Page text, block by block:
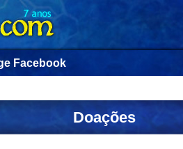
Facebook
Doações